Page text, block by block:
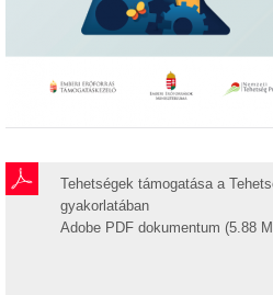
Tehetségek támogatása a
gyakorlatában
Adobe PDF dokumentum (5.88